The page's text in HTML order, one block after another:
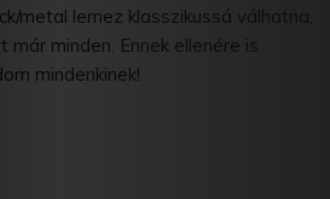
metal lemez klasszikussá válhatna,
minden. Ennek ellenére is
mindenkinek!